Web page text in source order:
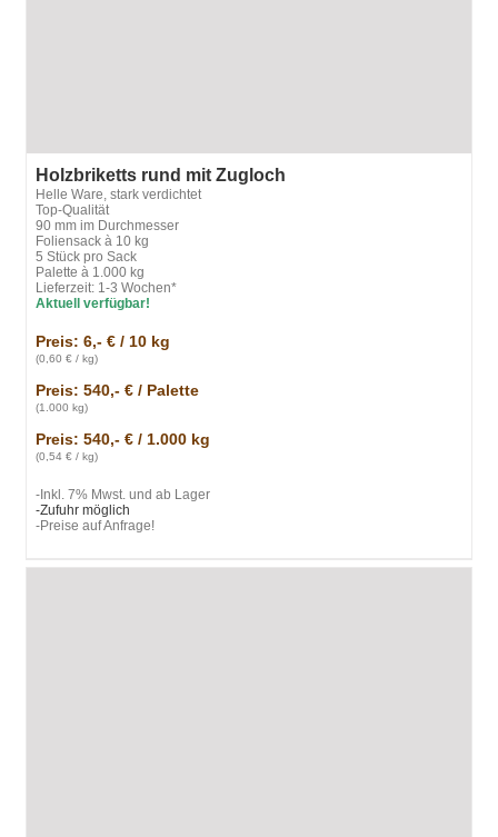
Holzbriketts rund mit Zugloch
Helle Ware, stark verdichtet
Top-Qualität
90 mm im Durchmesser
Foliensack à 10 kg
5 Stück pro Sack
Palette à 1.000 kg
Lieferzeit: 1-3 Wochen*
Aktuell verfügbar!
Preis: 6,- € / 10 kg
(0,60 € / kg)
Preis: 540,- € / Palette
(1.000 kg)
Preis: 540,- € / 1.000 kg
(0,54 € / kg)
-Inkl. 7% Mwst. und ab Lager
-Zufuhr möglich
-Preise auf Anfrage!